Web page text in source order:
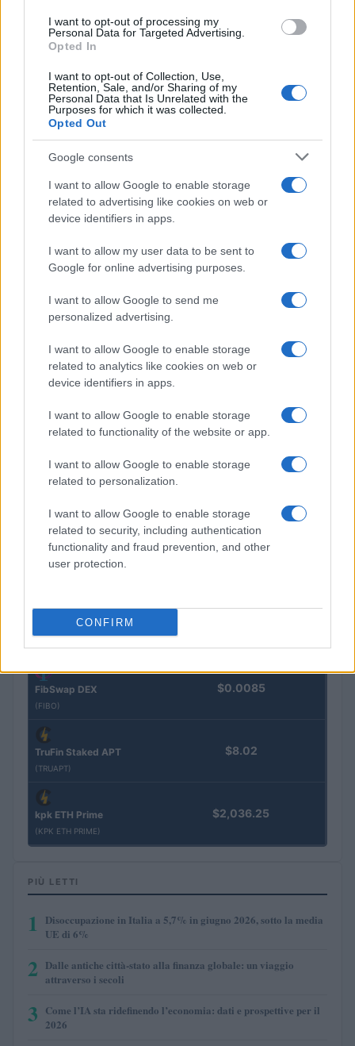
I want to opt-out of processing my
Personal Data for Targeted Advertising.
Opted In
I want to opt-out of Collection, Use,
Retention, Sale, and/or Sharing of my
Personal Data that Is Unrelated with the
Purposes for which it was collected.
Opted Out
Google consents
I want to allow Google to enable storage
related to advertising like cookies on web or
device identifiers in apps.
I want to allow my user data to be sent to
Google for online advertising purposes.
I want to allow Google to send me
personalized advertising.
I want to allow Google to enable storage
related to analytics like cookies on web or
device identifiers in apps.
I want to allow Google to enable storage
related to functionality of the website or app.
I want to allow Google to enable storage
related to personalization.
I want to allow Google to enable storage
related to security, including authentication
functionality and fraud prevention, and other
user protection.
CONFIRM
Cash management personale con il sistema a bucket: guida
operativa
QUOTAZIONI CRYPTO
Eureka Bridged PAX
(KBTC)
Steakhouse EURCV
$100,000,000,000,000.00
Epoch Island $0.032
(STINJ)
Vested XOR
FibSwap DEX
(FIBO)
$0.0085
TruFin Staked APT
(TRUAPT)
$8.02
kpk ETH Prime
(KPK ETH PRIME)
$2,036.25
PIÙ LETTI
1
Disoccupazione in Italia a 5,7% in giugno 2026, sotto la media
UE di 6%
2 Dalle antiche città-stato alla finanza globale: un viaggio
attraverso i secoli
3 Come l’IA sta ridefinendo l’economia: dati e prospettive per il
2026